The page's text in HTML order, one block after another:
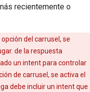
recientemente o
del carrusel, se
de la respuesta
un intent para controlar
de carrusel, se activa el
debe incluir un intent que